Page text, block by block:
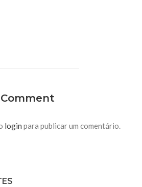
Comment
login para publicar um comentário.